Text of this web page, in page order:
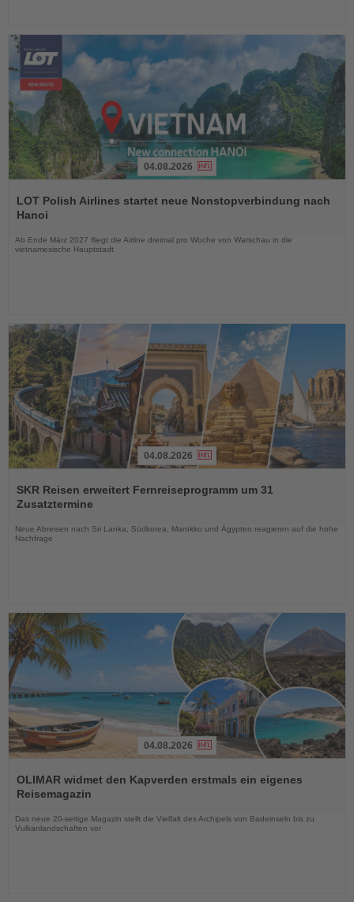
Sie
die
04.08.2026
LOT Polish Airlines startet neue Nonstopverbindung nach
Hanoi
Ab Ende März 2027 fliegt die Airline dreimal pro Woche von Warschau in die
vietnamesische Hauptstadt
Sie
die
04.08.2026
SKR Reisen erweitert Fernreiseprogramm um 31
Zusatztermine
Neue Abreisen nach Sri Lanka, Südkorea, Marokko und Ägypten reagieren auf die hohe
Nachfrage
Sie
die
Nachrichten
04.08.2026
OLIMAR widmet den Kapverden erstmals ein eigenes
Reisemagazin
Das neue 20-seitige Magazin stellt die Vielfalt des Archipels von Badeinseln bis zu
Vulkanlandschaften vor